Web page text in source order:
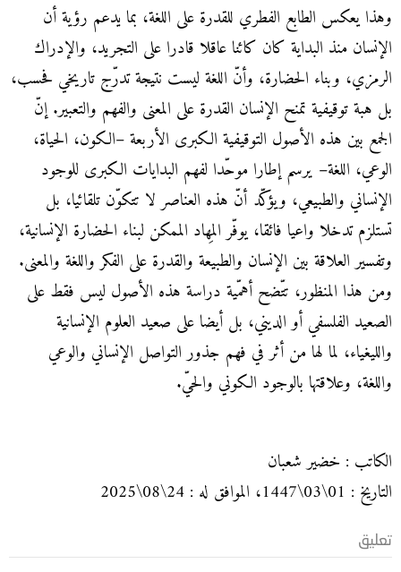
وهذا يعكس الطابع الفطري للقدرة على اللغة، بما يدعم رؤية أن
الإنسان منذ البداية كان كائنا عاقلا قادرا على التجريد، والإدراك
الرمزي، وبناء الحضارة، وأنّ اللغة ليست نتيجة تدرّج تاريخي فحسب،
بل هبة توقيفية تمنح الإنسان القدرة على المعنى والفهم والتعبير. إنّ
الجمع بين هذه الأصول التوقيفية الكبرى الأربعة –الكون، الحياة،
الوعي، اللغة– يرسم إطارا موحّدا لفهم البدايات الكبرى للوجود
الإنساني والطبيعي، ويؤكّد أنّ هذه العناصر لا تتكوّن تلقائيا، بل
تستلزم تدخلا واعيا فائقا، يوفّر المِهاد الممكن لبناء الحضارة الإنسانية،
وتفسير العلاقة بين الإنسان والطبيعة والقدرة على الفكر واللغة والمعنى.
ومن هذا المنظور، تتّضح أهمّية دراسة هذه الأصول ليس فقط على
الصعيد الفلسفي أو الديني، بل أيضا على صعيد العلوم الإنسانية
والليغياء، لما لها من أثر في فهم جذور التواصل الإنساني والوعي
واللغة، وعلاقتها بالوجود الكوني والحيّ.
الكاتب : خضير شعبان
التاريخ : 01\03\1447، الموافق له : 24\08\2025
تعليق